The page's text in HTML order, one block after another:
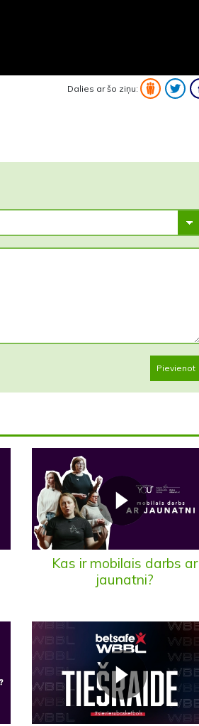
Dalies ar šo ziņu:
Pievienot
Kas ir mobilais darbs ar
jaunatni?